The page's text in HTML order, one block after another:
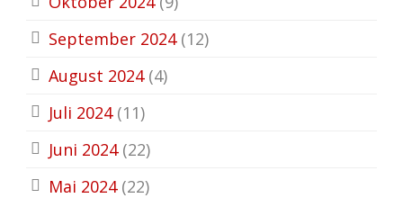
September 2024(12)
August 2024(4)
Juli 2024(11)
Juni 2024(22)
Mai 2024(22)